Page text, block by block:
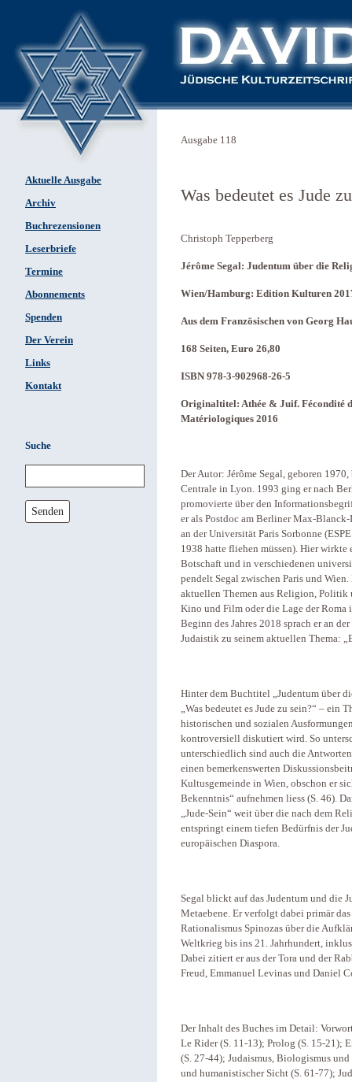
Aktuelle Ausgabe
Archiv
Buchrezensionen
Leserbriefe
Termine
Abonnements
Spenden
Der Verein
Links
Kontakt
Suche
Senden
Ausgabe 118
Was bedeutet es Jude
Christoph Tepperberg
Jérôme Segal: Judentum über die
Wien/Hamburg: Edition Kulturen
Aus dem Französischen von Georg
168 Seiten, Euro 26,80
ISBN 978-3-902968-26-5
Originaltitel: Athée & Juif. Fécondité
Matériologiques 2016
Der Autor: Jérôme Segal, geboren
Centrale in Lyon. 1993 ging er nach
promovierte über den
er als Postdoc am Berliner Max-
an der Universität Paris Sorbonne
1938 hatte fliehen müssen). Hier wirkte
Botschaft und in verschiedenen
pendelt Segal zwischen Paris und
aktuellen Themen aus Religion, Politik
Kino und Film oder die Lage der Roma
Beginn des Jahres 2018 sprach er an
Judaistik zu seinem aktuellen Thema:
Hinter dem Buchtitel „Judentum über
„Was bedeutet es Jude zu sein?“ – ein
historischen und sozialen
kontroversiell diskutiert wird. So
unterschiedlich sind auch die
einen bemerkenswerten
Kultusgemeinde in Wien, obschon er
Bekenntnis“ aufnehmen liess (S. 46).
„Jude-Sein“ weit über die nach dem
entspringt einem tiefen Bedürfnis der
europäischen Diaspora.
Segal blickt auf das Judentum und die
Metaebene. Er verfolgt dabei primär
Rationalismus Spinozas über die
Weltkrieg bis ins 21. Jahrhundert,
Dabei zitiert er aus der Tora und der
Freud, Emmanuel Levinas und Daniel
Der Inhalt des Buches im Detail:
Le Rider (S. 11-13); Prolog (S. 15-21);
(S. 27-44); Judaismus, Biologismus
und humanistischer Sicht (S. 61-77);